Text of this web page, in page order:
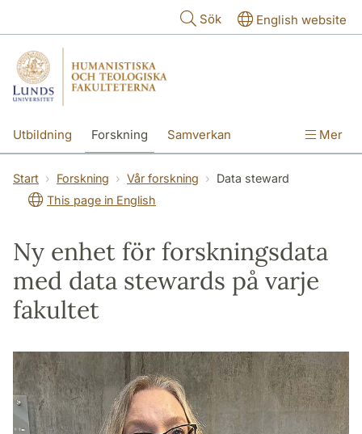
Sök English website
Utbildning Forskning Samverkan
Om fakulteterna
Mer
Start Forskning Vår forskning
Data steward
This page in English
Ny enhet för forskningsdata
med data stewards på varje
fakultet